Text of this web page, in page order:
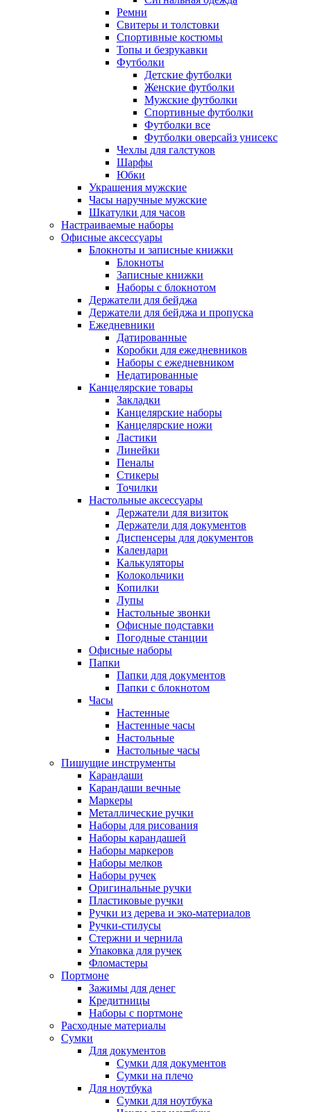
Ремни
Свитеры и толстовки
Спортивные костюмы
Топы и безрукавки
Футболки
Детские футболки
Женские футболки
Мужские футболки
Спортивные футболки
Футболки все
Футболки оверсайз унисекс
Чехлы для галстуков
Шарфы
Юбки
Украшения мужские
Часы наручные мужские
Шкатулки для часов
Настраиваемые наборы
Офисные аксессуары
Блокноты и записные книжки
Блокноты
Записные книжки
Наборы с блокнотом
Держатели для бейджа
Держатели для бейджа и пропуска
Ежедневники
Датированные
Коробки для ежедневников
Наборы с ежедневником
Недатированные
Канцелярские товары
Закладки
Канцелярские наборы
Канцелярские ножи
Ластики
Линейки
Пеналы
Стикеры
Точилки
Настольные аксессуары
Держатели для визиток
Держатели для документов
Диспенсеры для документов
Календари
Калькуляторы
Колокольчики
Копилки
Лупы
Настольные звонки
Офисные подставки
Погодные станции
Офисные наборы
Папки
Папки для документов
Папки с блокнотом
Часы
Настенные
Настенные часы
Настольные
Настольные часы
Пишущие инструменты
Карандаши
Карандаши вечные
Маркеры
Металлические ручки
Наборы для рисования
Наборы карандашей
Наборы маркеров
Наборы мелков
Наборы ручек
Оригинальные ручки
Пластиковые ручки
Ручки из дерева и эко-материалов
Ручки-стилусы
Стержни и чернила
Упаковка для ручек
Фломастеры
Портмоне
Зажимы для денег
Кредитницы
Наборы с портмоне
Расходные материалы
Сумки
Для документов
Сумки для документов
Сумки на плечо
Для ноутбука
Сумки для ноутбука